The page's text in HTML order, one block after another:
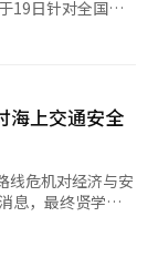
联合国海洋法公
体国家的名称，
，谁被限制获取
为，在全球经济
时候都更加必
于三国的成就和
扩大达成共识，
，但三国政府在
鲜半岛问题及三
泄应对公众认知
为“普通以
分。 91.4%
全层面的法律体
社会对核心技术海
强惩罚”。认为
海上交通安全
线危机对经济与安
金会会议厅举行